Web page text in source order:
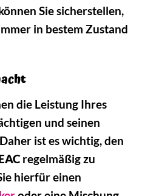
Sie sicherstellen,
in bestem Zustand
die Leistung Ihres
und seinen
ist es wichtig, den
regelmäßig zu
hierfür einen